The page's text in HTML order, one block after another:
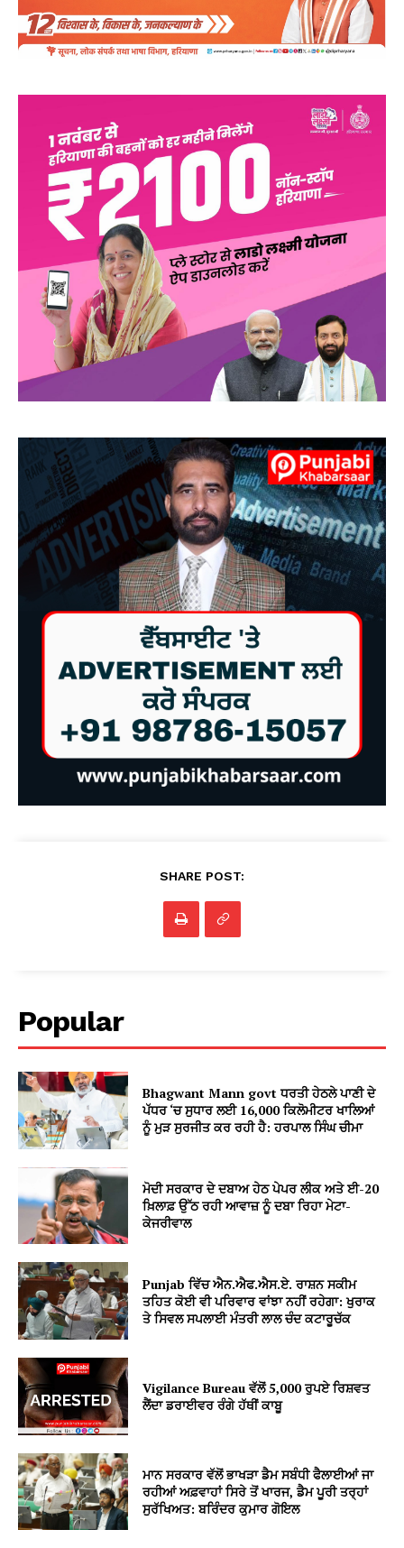
SHARE POST:
Popular
Bhagwant Mann govt ਧਰਤੀ ਹੇਠਲੇ ਪਾਣੀ ਦੇ
ਪੱਧਰ ‘ਚ ਸੁਧਾਰ ਲਈ 16,000 ਕਿਲੋਮੀਟਰ ਖਾਲਿਆਂ
ਨੂੰ ਮੁੜ ਸੁਰਜੀਤ ਕਰ ਰਹੀ ਹੈ: ਹਰਪਾਲ ਸਿੰਘ ਚੀਮਾ
ਮੋਦੀ ਸਰਕਾਰ ਦੇ ਦਬਾਅ ਹੇਠ ਪੇਪਰ ਲੀਕ ਅਤੇ ਈ-20
ਖ਼ਿਲਾਫ਼ ਉੱਠ ਰਹੀ ਆਵਾਜ਼ ਨੂੰ ਦਬਾ ਰਿਹਾ ਮੇਟਾ-
ਕੇਜਰੀਵਾਲ
Punjab ਵਿੱਚ ਐਨ.ਐਫ.ਐਸ.ਏ. ਰਾਸ਼ਨ ਸਕੀਮ
ਤਹਿਤ ਕੋਈ ਵੀ ਪਰਿਵਾਰ ਵਾਂਝਾ ਨਹੀਂ ਰਹੇਗਾ: ਖੁਰਾਕ
ਤੇ ਸਿਵਲ ਸਪਲਾਈ ਮੰਤਰੀ ਲਾਲ ਚੰਦ ਕਟਾਰੂਚੱਕ
Vigilance Bureau ਵੱਲੋਂ 5,000 ਰੁਪਏ ਰਿਸ਼ਵਤ
ਲੈਂਦਾ ਡਰਾਈਵਰ ਰੰਗੇ ਹੱਥੀਂ ਕਾਬੂ
ਮਾਨ ਸਰਕਾਰ ਵੱਲੋਂ ਭਾਖੜਾ ਡੈਮ ਸਬੰਧੀ ਫੈਲਾਈਆਂ ਜਾ
ਰਹੀਆਂ ਅਫ਼ਵਾਹਾਂ ਸਿਰੇ ਤੋਂ ਖਾਰਜ, ਡੈਮ ਪੂਰੀ ਤਰ੍ਹਾਂ
ਸੁਰੱਖਿਅਤ: ਬਰਿੰਦਰ ਕੁਮਾਰ ਗੋਇਲ